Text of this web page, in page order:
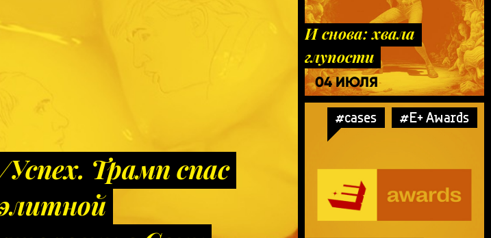
Трамп спас
И снова: хвала
глупости
04 ИЮЛЯ
#cases #E+ Awards